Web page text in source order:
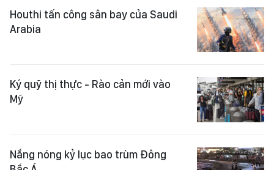
Houthi tấn công sân bay của Saudi
Arabia
Ký quỹ thị thực - Rào cản mới vào
Mỹ
Nắng nóng kỷ lục bao trùm Đông